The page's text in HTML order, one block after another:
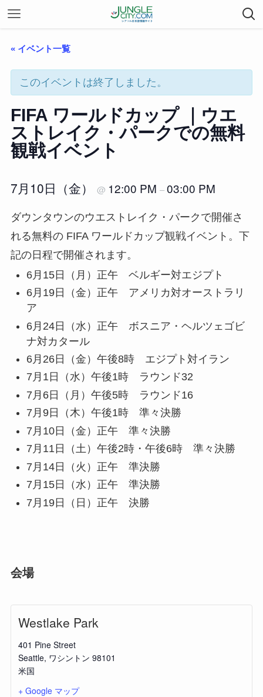
« イベント一覧
このイベントは終了しました。
FIFA ワールドカップ ｜ウエ
ストレイク・パークでの無料
観戦イベント
7月10日（金） @ 12:00 PM –03:00 PM
ダウンタウンのウエストレイク・パークで開催さ
れる無料の FIFA ワールドカップ観戦イベント。下
記の日程で開催されます。
6月15日（月）正午 ベルギー対エジプト
6月19日（金）正午 アメリカ対オーストラリ
ア
6月24日（水）正午 ボスニア・ヘルツェゴビ
ナ対カタール
6月26日（金）午後8時 エジプト対イラン
7月1日（水）午後1時 ラウンド32
7月6日（月）午後5時 ラウンド16
7月9日（木）午後1時 準々決勝
7月10日（金）正午 準々決勝
7月11日（土）午後2時・午後6時 準々決勝
7月14日（火）正午 準決勝
7月15日（水）正午 準決勝
7月19日（日）正午 決勝
会場
Westlake Park
401 Pine Street
Seattle, ワシントン 98101
米国
+ Google マップ